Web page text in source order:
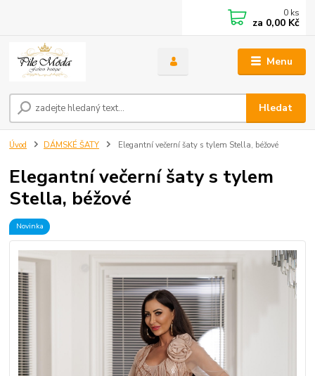
Menu
Hledat
0 ks
za 0,00 Kč
Úvod DÁMSKÉ ŠATY Elegantní večerní šaty s tylem Stella, béžové
Elegantní večerní šaty s tylem
Stella, béžové
Novinka